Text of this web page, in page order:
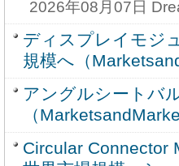
2026年08月07日
ディスプレイモジ
規模へ（
アングルシートバ
（
Circular Connector